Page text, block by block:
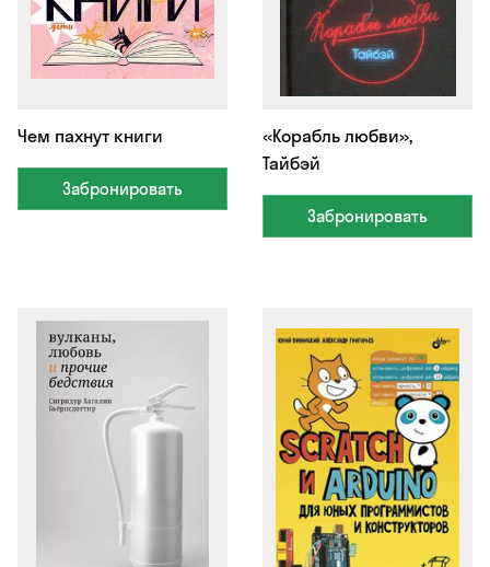
Чем пахнут книги
Забронировать
«Корабль любви»,
Тайбэй
Забронировать